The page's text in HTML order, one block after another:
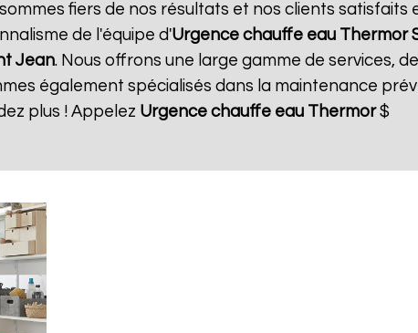
fiers de nos résultats et nos clients satisfaits
de l'équipe d'Urgence chauffe eau Thermor
Jean. Nous offrons une large gamme de services,
également spécialisés dans la maintenance
plus ! Appelez Urgence chauffe eau Thermor$